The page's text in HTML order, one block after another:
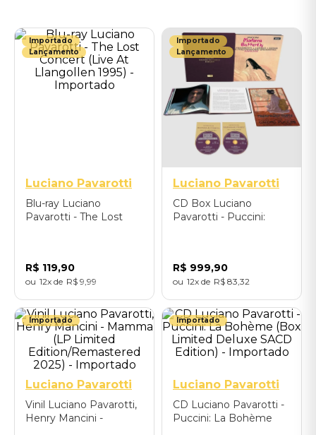
Importado
Lançamento
Luciano Pavarotti
Blu-ray Luciano
Pavarotti - The Lost
R$ 119,90
12 R$ 9 99
Importado
Lançamento
Luciano Pavarotti
CD Box Luciano
Pavarotti - Puccini:
R$ 999,90
12 R$ 83 32
Importado
Luciano Pavarotti
Vinil Luciano Pavarotti,
Henry Mancini -
Importado
Luciano Pavarotti
CD Luciano Pavarotti -
Puccini: La Bohème